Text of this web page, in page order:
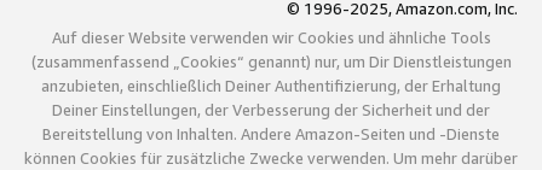
© 1996-2025, Amazon.com, Inc.
Auf dieser Website verwenden wir Cookies und ähnliche Tools
(zusammenfassend „Cookies“ genannt) nur, um Dir Dienstleistungen
anzubieten, einschließlich Deiner Authentifizierung, der Erhaltung
Deiner Einstellungen, der Verbesserung der Sicherheit und der
Bereitstellung von Inhalten. Andere Amazon-Seiten und -Dienste
können Cookies für zusätzliche Zwecke verwenden. Um mehr darüber